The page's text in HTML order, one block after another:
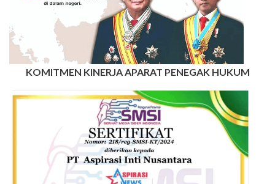
KOMITMEN KINERJA APARAT PENEGAK HUKUM